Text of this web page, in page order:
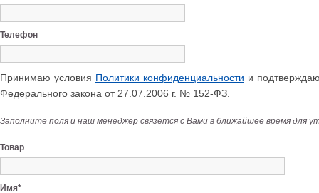
Телефон
Принимаю условия Политики конфиденциальности и
Федерального закона от 27.07.2006 г. № 152-ФЗ.
Заполните поля и наш менеджер связется с Вами в ближайшее время для
Товар
Имя*